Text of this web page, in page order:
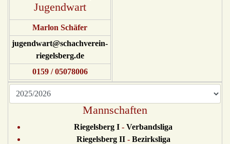
Jugendwart
Marlon Schäfer
jugendwart@schachverein-
riegelsberg.de
0159 / 05078006
Mannschaften
Riegelsberg I - Verbandsliga
Riegelsberg II- Bezirksliga